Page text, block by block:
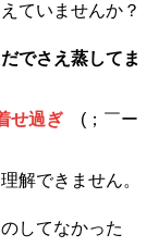
ていませんか？
でさえ蒸してま
せ過ぎ (；￣ー
解できません。
してなかった